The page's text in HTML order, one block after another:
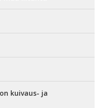
kuivaus- ja